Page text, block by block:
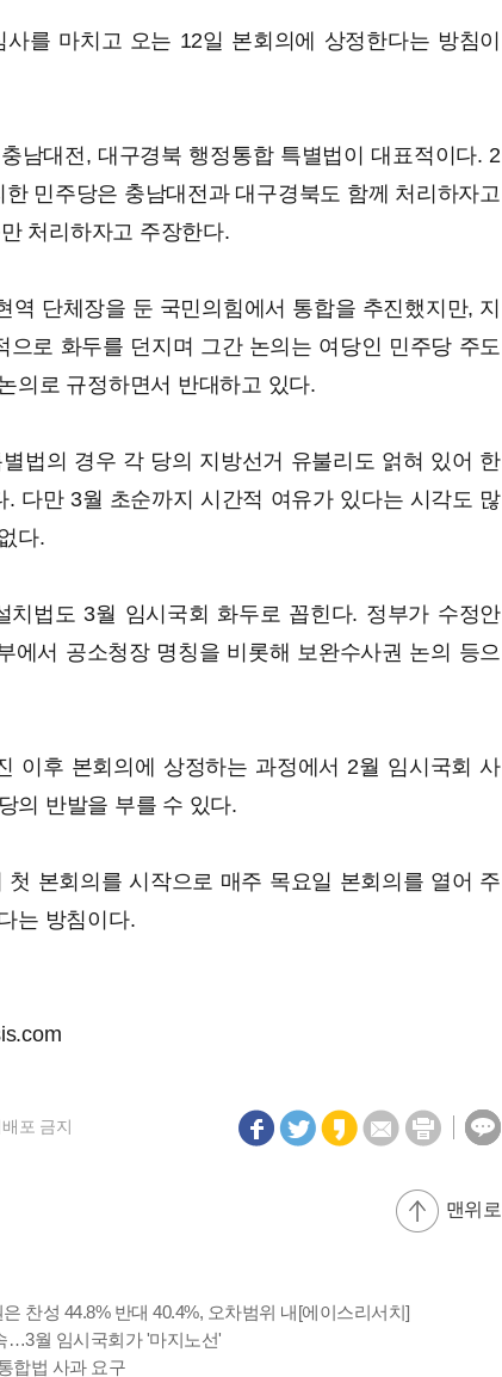
를 마치고 오는 12일 본회의에 상정한다는 방침이
남대전, 대구경북 행정통합 특별법이 대표적이다. 2
민주당은 충남대전과 대구경북도 함께 처리하자고
처리하자고 주장한다.
역 단체장을 둔 국민의힘에서 통합을 추진했지만, 지
으로 화두를 던지며 그간 논의는 여당인 민주당 주도
의로 규정하면서 반대하고 있다.
법의 경우 각 당의 지방선거 유불리도 얽혀 있어 한
다만 3월 초순까지 시간적 여유가 있다는 시각도 많
다.
치법도 3월 임시국회 화두로 꼽힌다. 정부가 수정안
에서 공소청장 명칭을 비롯해 보완수사권 논의 등으
이후 본회의에 상정하는 과정에서 2월 임시국회 사
의 반발을 부를 수 있다.
본회의를 시작으로 매주 목요일 본회의를 열어 주
는 방침이다.
포 금지
맨위로
찬성 44.8% 반대 40.4%, 오차범위 내[에이스리서치]
…3월 임시국회가 '마지노선'
합법 사과 요구